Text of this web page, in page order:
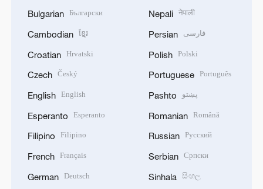
Bulgarian Български
Cambodian ខ្មែរ
Croatian Hrvatski
Czech Český
English English
Esperanto Esperanto
Filipino Filipino
French Français
German Deutsch
Nepali नेपाली
Persian فارسی
Polish Polski
Portuguese Português
Pashto پښتو
Romanian Română
Russian Русский
Serbian Српски
Sinhala සිංහල